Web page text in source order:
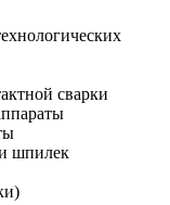
сварки
шпилек